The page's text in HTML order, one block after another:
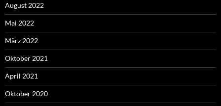
August 2022
Mai 2022
März 2022
Oktober 2021
April 2021
Oktober 2020